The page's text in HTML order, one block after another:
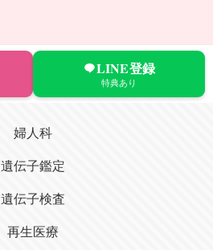
LINE登録
特典あり
婦人科
遺伝子鑑定
遺伝子検査
再生医療